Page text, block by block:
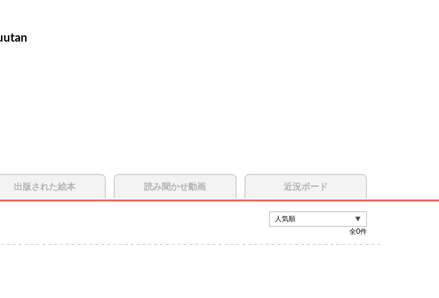
出版された絵本 読み聞かせ動画 近況ボード
全0件